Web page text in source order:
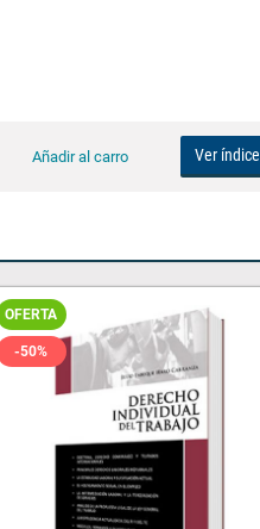
Ver índice
OFERTA
-50%